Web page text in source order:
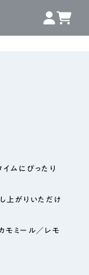
ムにぴったり
上がりいただけ
モミール／レモ